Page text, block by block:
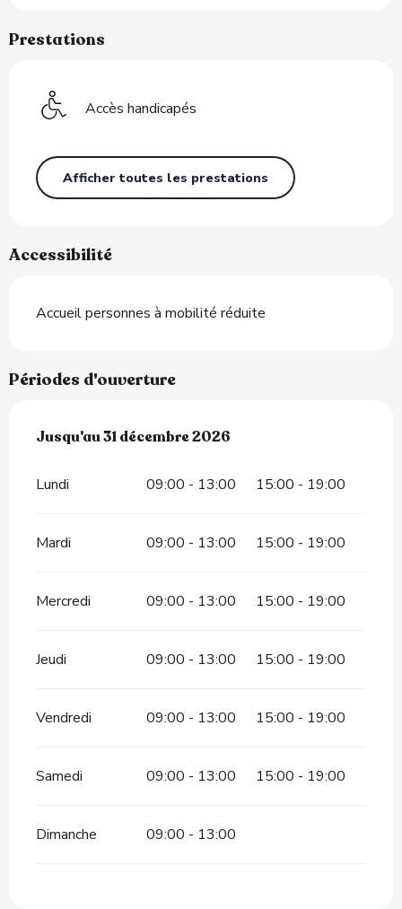
Prestations
Accès handicapés
Afficher toutes les prestations
Accessibilité
Accueil personnes à mobilité réduite
Périodes d'ouverture
Du2 janvier 2026au31 décembre 2026
Jusqu'au31 décembre 2026
Lundi 09:00 - 13:00 15:00 - 19:00
Mardi 09:00 - 13:00 15:00 - 19:00
Mercredi 09:00 - 13:00 15:00 - 19:00
Jeudi 09:00 - 13:00 15:00 - 19:00
Vendredi 09:00 - 13:00 15:00 - 19:00
Samedi 09:00 - 13:00 15:00 - 19:00
Dimanche 09:00 - 13:00